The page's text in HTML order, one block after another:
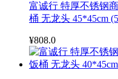
富诚行 特厚不锈钢
桶 无龙头 45*45cm
¥808.0